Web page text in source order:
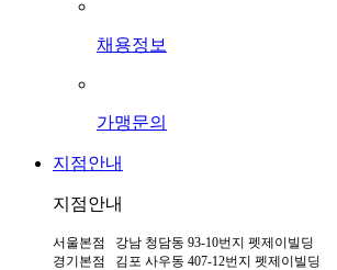
채용정보
가맹문의
지점안내
지점안내
서울본점 강남 청담동 93-10번지 펫제이빌딩
경기본점 김포 사우동 407-12번지 펫제이빌딩